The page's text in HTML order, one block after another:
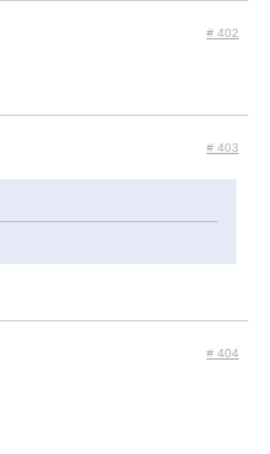
# 402
# 403
# 404